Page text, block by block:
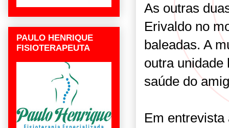
As outras
Erivaldo no
baleadas. A
outra unidade
saúde do
Em
PAULO HENRIQUE
FISIOTERAPEUTA